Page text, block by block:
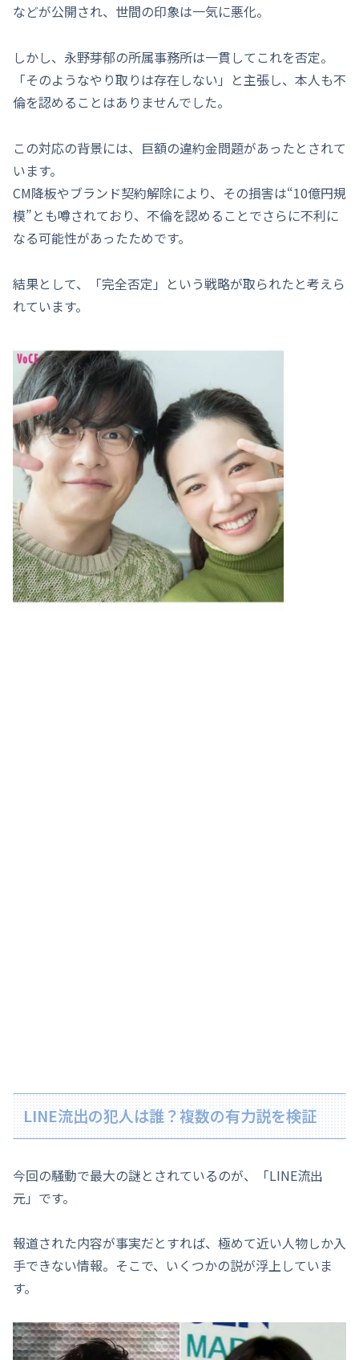
などが公開され、世間の印象は一気に悪化。
しかし、永野芽郁の所属事務所は一貫してこれを否定。
「そのようなやり取りは存在しない」と主張し、本人も不
倫を認めることはありませんでした。
この対応の背景には、巨額の違約金問題があったとされて
います。
CM降板やブランド契約解除により、その損害は“10億円規
模”とも噂されており、不倫を認めることでさらに不利に
なる可能性があったためです。
結果として、「完全否定」という戦略が取られたと考えら
れています。
LINE流出の犯人は誰？複数の有力説を検証
今回の騒動で最大の謎とされているのが、「LINE流出
元」です。
報道された内容が事実だとすれば、極めて近い人物しか入
手できない情報。そこで、いくつかの説が浮上していま
す。